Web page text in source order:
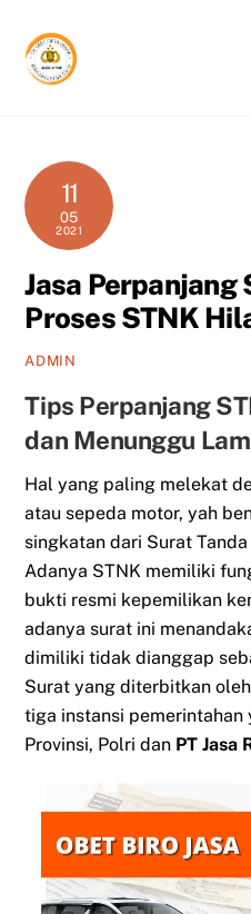
content
11
05
2021
Jasa Perpanjang
Proses STNK
ADMIN
Tips Perpanjang
dan Menunggu
Hal yang paling melekat
atau sepeda motor, yah
singkatan dari Surat
Adanya STNK memiliki
bukti resmi kepemilikan
adanya surat ini
dimiliki tidak dianggap
Surat yang diterbitkan
tiga instansi pemerintahan
Provinsi, Polri dan PT Jasa